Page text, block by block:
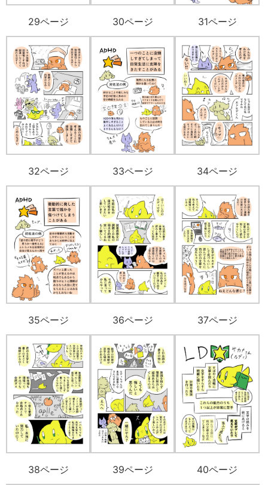
29ページ 30ページ 31ページ
32ページ 33ページ 34ページ
35ページ 36ページ 37ページ
38ページ 39ページ 40ページ